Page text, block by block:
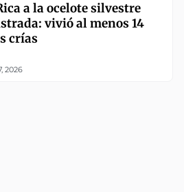
a la ocelote silvestre
vivió al menos 14
crías
2026